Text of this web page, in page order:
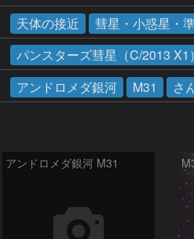
天体の接近 彗星・小惑星・
パンスターズ彗星（C/2013 X1）
アンドロメダ銀河 M31 さ
アンドロメダ銀河 M31